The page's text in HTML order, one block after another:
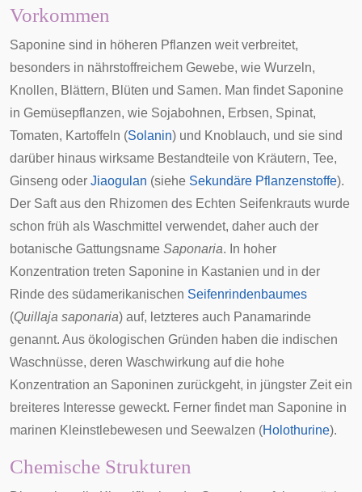
Vorkommen
Saponine sind in höheren Pflanzen weit verbreitet,
besonders in nährstoffreichem Gewebe, wie Wurzeln,
Knollen, Blättern, Blüten und Samen. Man findet Saponine
in Gemüsepflanzen, wie Sojabohnen, Erbsen, Spinat,
Tomaten, Kartoffeln (Solanin) und Knoblauch, und sie sind
darüber hinaus wirksame Bestandteile von Kräutern, Tee,
Ginseng oder Jiaogulan (siehe Sekundäre Pflanzenstoffe).
Der Saft aus den Rhizomen des Echten Seifenkrauts wurde
schon früh als Waschmittel verwendet, daher auch der
botanische Gattungsname Saponaria. In hoher
Konzentration treten Saponine in Kastanien und in der
Rinde des südamerikanischen Seifenrindenbaumes
(Quillaja saponaria) auf, letzteres auch Panamarinde
genannt. Aus ökologischen Gründen haben die indischen
Waschnüsse, deren Waschwirkung auf die hohe
Konzentration an Saponinen zurückgeht, in jüngster Zeit ein
breiteres Interesse geweckt. Ferner findet man Saponine in
marinen Kleinstlebewesen und Seewalzen (Holothurine).
Chemische Strukturen